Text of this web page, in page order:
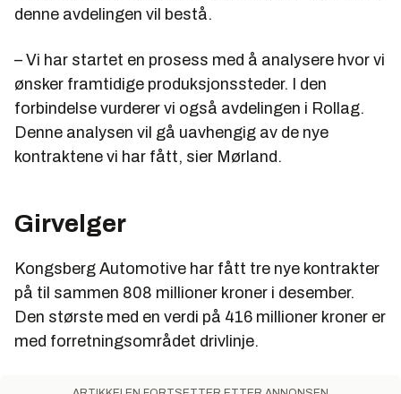
denne avdelingen vil bestå.
– Vi har startet en prosess med å analysere hvor vi
ønsker framtidige produksjonssteder. I den
forbindelse vurderer vi også avdelingen i Rollag.
Denne analysen vil gå uavhengig av de nye
kontraktene vi har fått, sier Mørland.
Girvelger
Kongsberg Automotive har fått tre nye kontrakter
på til sammen 808 millioner kroner i desember.
Den største med en verdi på 416 millioner kroner er
med forretningsområdet drivlinje.